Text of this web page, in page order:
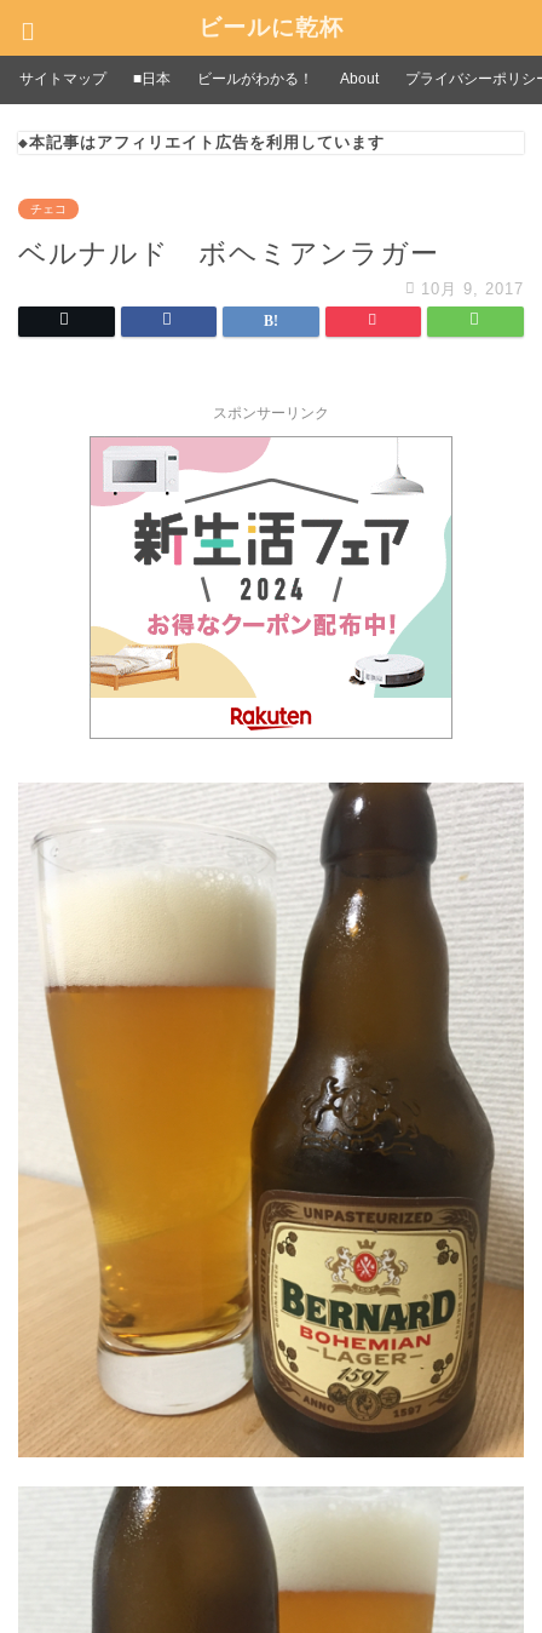
ビールに乾杯
サイトマップ ■日本 ビールがわかる！ About プライバシーポリシ
◆本記事はアフィリエイト広告を利用しています
チェコ
ベルナルド ボヘミアンラガー
10月 9, 2017
スポンサーリンク